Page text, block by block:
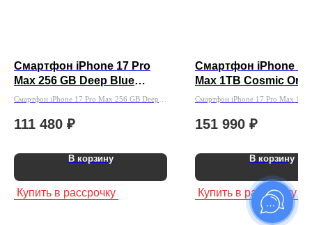
Смартфон iPhone 17 Pro
Max 256 GB Deep Blue
Esim+Sim (без Rustore)
Смартфон iPhone 17 Pro Max 256 GB Deep
111 480 ₽
В корзину
Купить в рассрочку
Смартфон iPhone 17
Max 1TB Cosmic
Esim (без Ru Store)
Смартфон iPhone 17 Pro Max 1TB
151 990 ₽
В корзину
Купить в рассрочку